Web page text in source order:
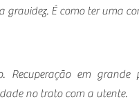
gravidez. É como ter uma
Recuperação em grande
no trato com a utente.